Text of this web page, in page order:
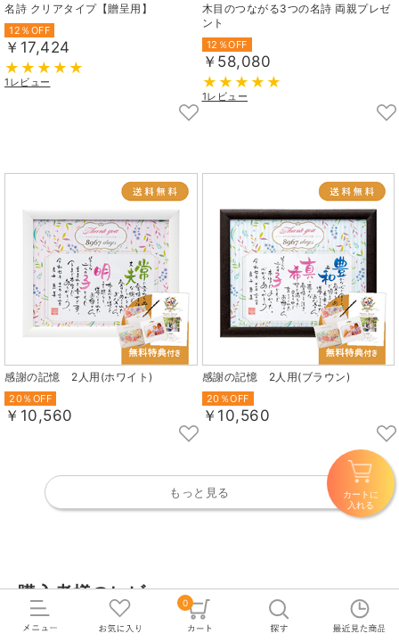
0
カートに
入れる
名詩 クリアタイプ【贈呈用】
12％OFF
￥17,424
1レビュー
木目のつながる3つの名詩 両親プレゼ
ント
12％OFF
￥58,080
1レビュー
感謝の記憶 2人用(ホワイト)
20％OFF
￥10,560
感謝の記憶 2人用(ブラウン)
20％OFF
￥10,560
もっと見る
購入者様のレビュー
(0件)